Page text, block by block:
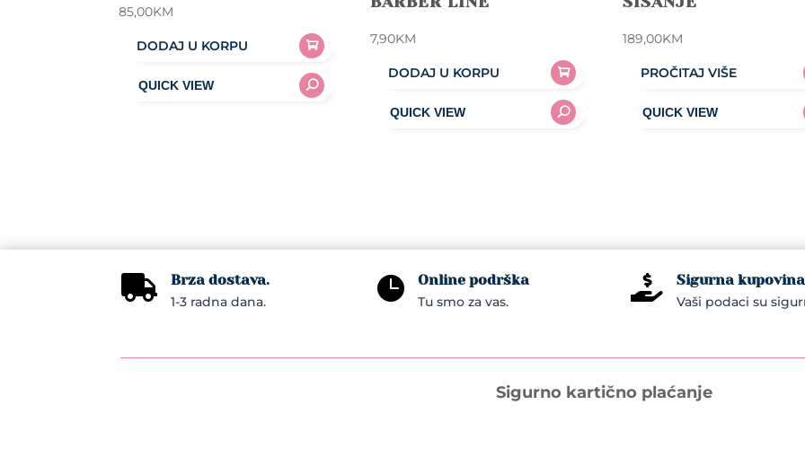
85,00KM
DODAJ U KORPU 7,90KM
DODAJ U KORPU
189,00KM
PROČITAJ VIŠE
 Brza dostava.
1-3 radna dana.  Online podrška
Tu smo za vas.  Sigurna
Vaši podaci su
Sigurno kartično plaćanje